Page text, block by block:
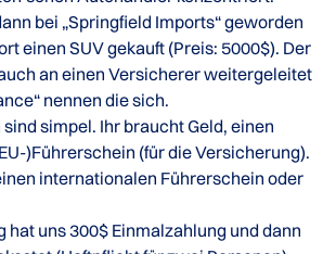
bei „Springfield Imports“ geworden
einen SUV gekauft (Preis: 5000$). Der
an einen Versicherer weitergeleitet
nennen die sich.
simpel. Ihr braucht Geld, einen
)Führerschein (für die Versicherung).
internationalen Führerschein oder
hat uns 300$ Einmalzahlung und dann